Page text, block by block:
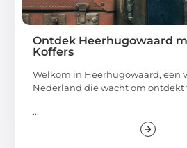
Ontdek Heerhugowaard
Koffers
Welkom in Heerhugowaard, een
Nederland die wacht om ontdekt
...